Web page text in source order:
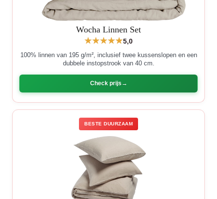
Wocha Linnen Set
5,0
100% linnen van 195 g/m², inclusief twee kussenslopen en een
dubbele instopstrook van 40 cm.
Check prijs
BESTE DUURZAAM